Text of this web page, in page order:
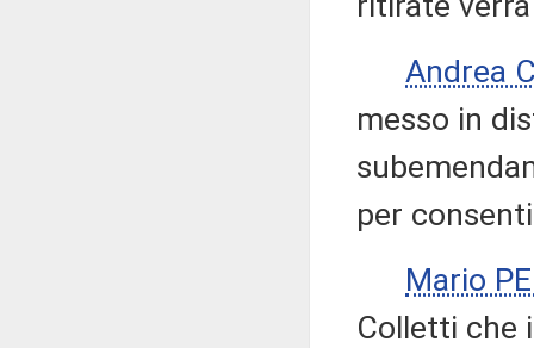
Andrea
messo in
per
Mario
Colletti che